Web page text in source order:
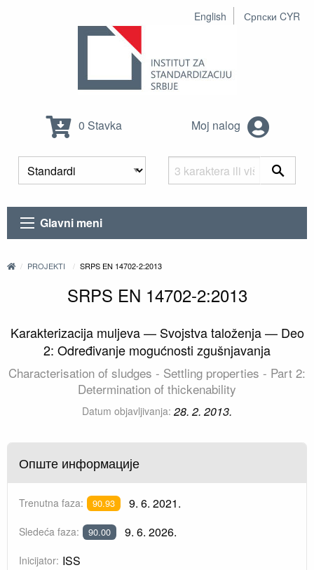
English Српски CYR
0 Stavka Moj nalog
Glavni meni
PROJEKTI SRPS EN 14702-2:2013
SRPS EN 14702-2:2013
Karakterizacija muljeva — Svojstva taloženja — Deo
2: Određivanje mogućnosti zgušnjavanja
Characterisation of sludges - Settling properties - Part 2:
Determination of thickenability
Datum objavljivanja: 28. 2. 2013.
Опште информације
Trenutna faza: 90.93 9. 6. 2021.
Sledeća faza: 90.00 9. 6. 2026.
Inicijator: ISS